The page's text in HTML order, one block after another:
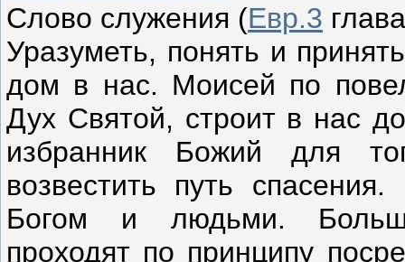
Слово служения (Евр.3
Уразуметь, понять и
дом в нас. Моисей по
Дух Святой, строит в нас
избранник Божий для
возвестить путь
Богом и людьми.
проходят по принципу